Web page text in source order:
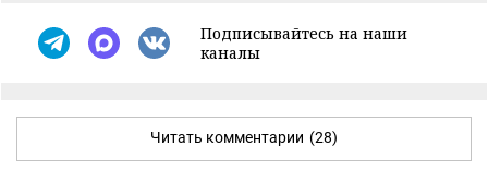
Подписывайтесь на наши
каналы
Читать комментарии (28)